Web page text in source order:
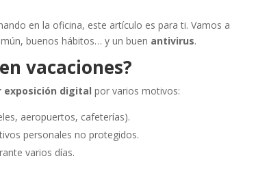
en la oficina, este artículo es para ti. Vamos a
buenos hábitos… y un buen antivirus.
vacaciones?
exposición digital por varios motivos:
aeropuertos, cafeterías).
personales no protegidos.
varios días.